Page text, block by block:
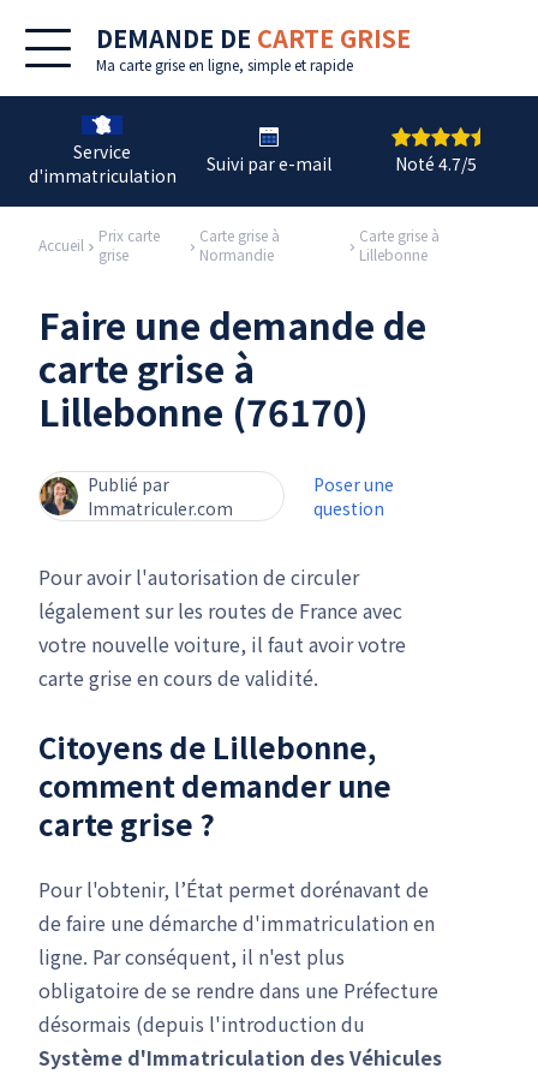
DEMANDE DE CARTE GRISE
Ma carte grise en ligne, simple et rapide
Service
d'immatriculation
Suivi par e-mail Noté 4.7/5
Accueil
Prix carte
grise
Carte grise à
Normandie
Carte grise à
Lillebonne
Faire une demande de
carte grise à
Lillebonne (76170)
Publié par
Immatriculer.com
Poser une
question
Pour avoir l'autorisation de circuler
légalement sur les routes de France avec
votre nouvelle voiture, il faut avoir votre
carte grise en cours de validité.
Citoyens de Lillebonne,
comment demander une
carte grise ?
Pour l'obtenir, l’État permet dorénavant de
de faire une démarche d'immatriculation en
ligne. Par conséquent, il n'est plus
obligatoire de se rendre dans une Préfecture
désormais (depuis l'introduction du
Système d'Immatriculation des Véhicules